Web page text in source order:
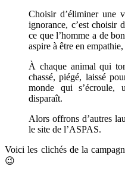
Choisir d’éliminer une
ignorance, c’est choisir
ce que l’homme a de
aspire à être en
À chaque animal qui
chassé, piégé, laissé
monde qui
disparaît.
Alors offrons d’autres
le site de l’ASPAS.
Voici les clichés de la
😉